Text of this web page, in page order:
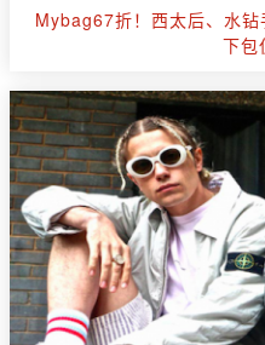
Mybag67折！西太后、水
下包